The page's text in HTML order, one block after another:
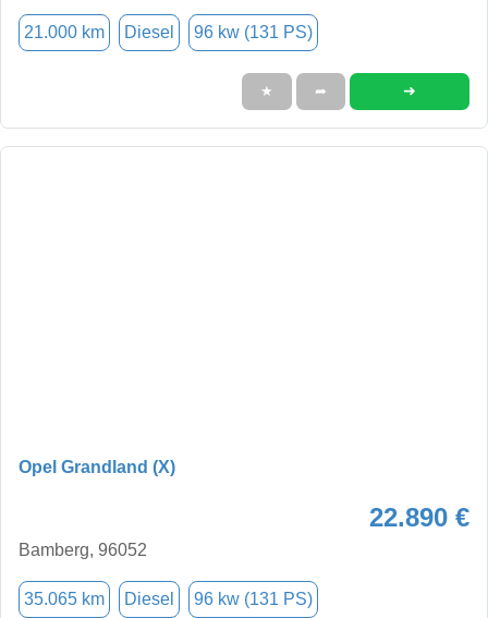
21.000 km Diesel 96 kw (131 PS)
★ ➦ ➜
Opel Grandland (X)
22.890 €
Bamberg, 96052
35.065 km Diesel 96 kw (131 PS)